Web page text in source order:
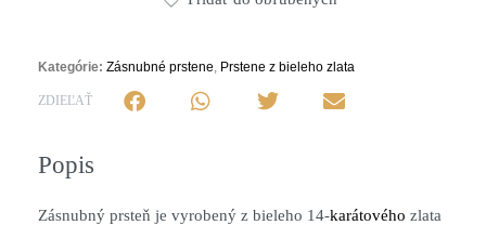
Kategórie: Zásnubné prstene, Prstene z bieleho zlata
ZDIEĽAŤ
Popis
Zásnubný prsteň je vyrobený z bieleho 14-karátového zlata